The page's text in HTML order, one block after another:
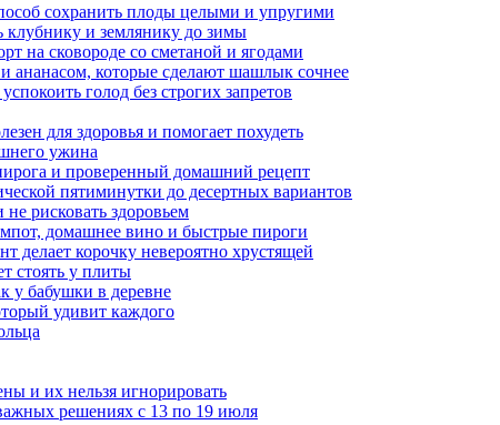
сохранить плоды целыми и упругими
клубнику и землянику до зимы
на сковороде со сметаной и ягодами
ананасом, которые сделают шашлык сочнее
голод без строгих запретов
для здоровья и помогает похудеть
ужина
и проверенный домашний рецепт
пятиминутки до десертных вариантов
рисковать здоровьем
домашнее вино и быстрые пироги
делает корочку невероятно хрустящей
стоять у плиты
у бабушки в деревне
удивит каждого
и их нельзя игнорировать
решениях с 13 по 19 июля